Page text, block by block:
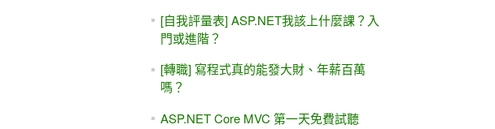
[自我評量表] ASP.NET我該上什麼課？入
門或進階？
[轉職] 寫程式真的能發大財、年薪百萬
嗎？
ASP.NET Core MVC 第一天免費試聽